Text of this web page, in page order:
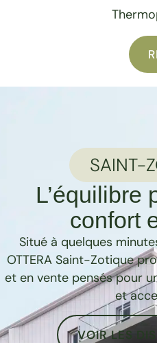
SAINT-
L’équilibre
confort
Situé à quelques
OTTERA Saint-Zotique
et en vente pensés pour
et
VOIR LES